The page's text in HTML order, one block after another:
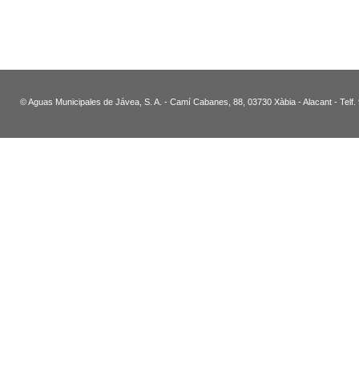
© Aguas Municipales de Jávea, S. A. - Camí Cabanes, 88, 03730 Xàbia - Alacant -